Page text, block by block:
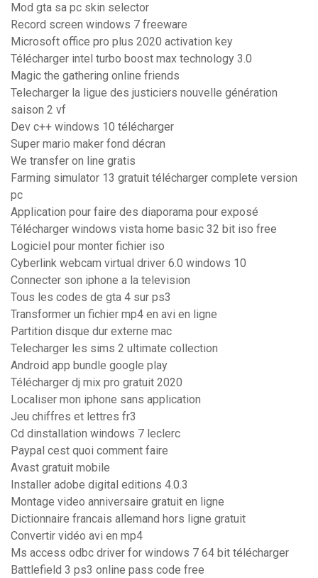
Mod gta sa pc skin selector
Record screen windows 7 freeware
Microsoft office pro plus 2020 activation key
Télécharger intel turbo boost max technology 3.0
Magic the gathering online friends
Telecharger la ligue des justiciers nouvelle génération
saison 2 vf
Dev c++ windows 10 télécharger
Super mario maker fond décran
We transfer on line gratis
Farming simulator 13 gratuit télécharger complete version
pc
Application pour faire des diaporama pour exposé
Télécharger windows vista home basic 32 bit iso free
Logiciel pour monter fichier iso
Cyberlink webcam virtual driver 6.0 windows 10
Connecter son iphone a la television
Tous les codes de gta 4 sur ps3
Transformer un fichier mp4 en avi en ligne
Partition disque dur externe mac
Telecharger les sims 2 ultimate collection
Android app bundle google play
Télécharger dj mix pro gratuit 2020
Localiser mon iphone sans application
Jeu chiffres et lettres fr3
Cd dinstallation windows 7 leclerc
Paypal cest quoi comment faire
Avast gratuit mobile
Installer adobe digital editions 4.0.3
Montage video anniversaire gratuit en ligne
Dictionnaire francais allemand hors ligne gratuit
Convertir vidéo avi en mp4
Ms access odbc driver for windows 7 64 bit télécharger
Battlefield 3 ps3 online pass code free